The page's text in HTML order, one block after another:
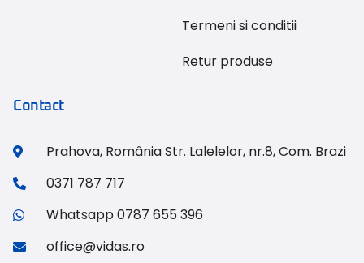
Termeni si conditii
Retur produse
Contact
Prahova, România Str. Lalelelor, nr.8, Com. Brazi
0371 787 717
Whatsapp 0787 655 396
office@vidas.ro